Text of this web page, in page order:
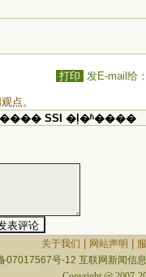
打印 发E-mail给
点。
���� SSI �ļ�ʱ����
关于我们 | 网站声明 |
07017567号-12 互联网新闻信